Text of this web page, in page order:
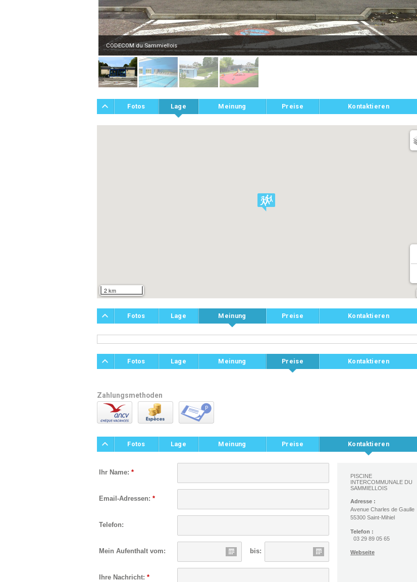
CODECOM du Sammiellois
Fotos Lage Meinung Preise Kontaktieren
2 km
Fotos Lage Meinung Preise Kontaktieren
Fotos Lage Meinung Preise Kontaktieren
Zahlungsmethoden
Fotos Lage Meinung Preise Kontaktieren
Ihr Name: *
Email-Adressen: *
Telefon:
Mein Aufenthalt vom: bis:
Ihre Nachricht: *
PISCINE
INTERCOMMUNALE DU
SAMMIELLOIS
Adresse :
Avenue Charles de Gaulle
55300 Saint-Mihiel
Telefon :
03 29 89 05 65
Webseite